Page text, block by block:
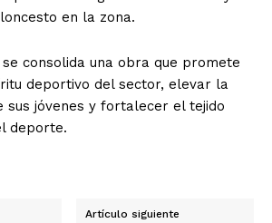
en la zona.
consolida una obra que promete
deportivo del sector, elevar la
sus jóvenes y fortalecer el tejido
deporte.
Artículo siguiente